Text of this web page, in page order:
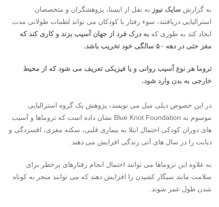
به گزارش سایک نیوز به نقل از ایسنا، پژوهشگران و متخصصان
استرالیایی دریافتند، سوء رفتار با کودکان می تواند لطمات طولانی مدت
ایجاد کند به طوری که به درک فرد از جهان آسیب بزند و کاری کند که
مغز حتی در دهه ۵۰ سالگی خود تخریب باشد.
تروما هر نوع آسیب روانی و یا فیزیکی تعریف می شود که از محیط
خارجی به بدن وارد شود.
در این خصوص دیلی میل می نویسد، پژوهش یک گروه استرالیایی
موسوم به Blue Knot Foundation نشان داده است که تروماها و آسیب
های دوران کودکی احتمال ابتلا به بیماری قلبی، سکته مغزی، افسردگی و
دیابت را در سال های آتی زندگی افزایش می دهند.
به علاوه این تروماها می توانند احتمال انجام رفتارهای پرخطر برای
سلامت مانند سیگار کشیدن را افزایش دهند که می توانند منجر به کوتاه
شدن طول عمر شوند.